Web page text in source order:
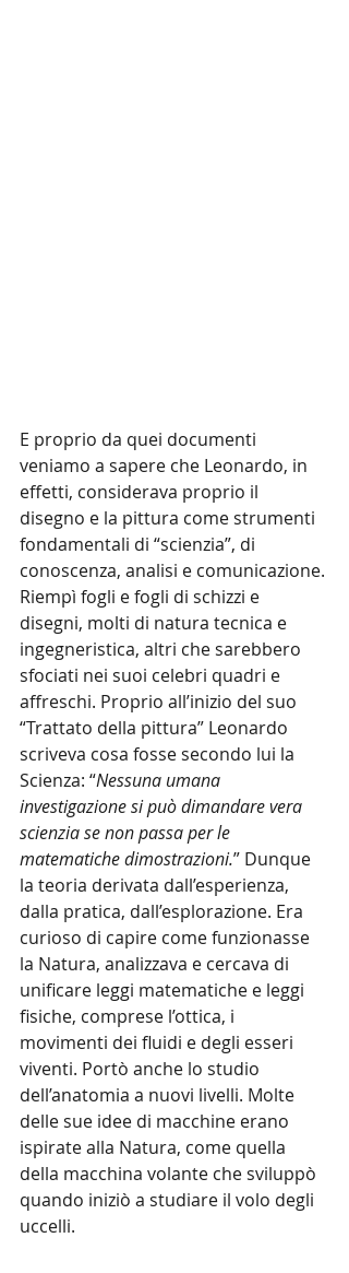
E proprio da quei documenti
veniamo a sapere che Leonardo, in
effetti, considerava proprio il
disegno e la pittura come strumenti
fondamentali di “scienzia”, di
conoscenza, analisi e comunicazione.
Riempì fogli e fogli di schizzi e
disegni, molti di natura tecnica e
ingegneristica, altri che sarebbero
sfociati nei suoi celebri quadri e
affreschi. Proprio all’inizio del suo
“Trattato della pittura” Leonardo
scriveva cosa fosse secondo lui la
Scienza: “Nessuna umana
investigazione si può dimandare vera
scienzia se non passa per le
matematiche dimostrazioni.” Dunque
la teoria derivata dall’esperienza,
dalla pratica, dall’esplorazione. Era
curioso di capire come funzionasse
la Natura, analizzava e cercava di
unificare leggi matematiche e leggi
fisiche, comprese l’ottica, i
movimenti dei fluidi e degli esseri
viventi. Portò anche lo studio
dell’anatomia a nuovi livelli. Molte
delle sue idee di macchine erano
ispirate alla Natura, come quella
della macchina volante che sviluppò
quando iniziò a studiare il volo degli
uccelli.